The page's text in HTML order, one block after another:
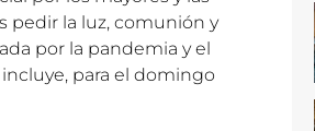
pedir la luz, comunión y
por la pandemia y el
para el domingo